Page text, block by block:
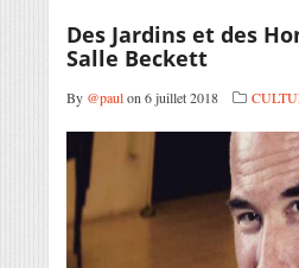
Des Jardins et des
Salle Beckett
By @paulon 6 juillet 2018